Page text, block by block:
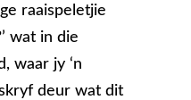
raaispeletjie
wat in die
waar jy ‘n
deur wat dit